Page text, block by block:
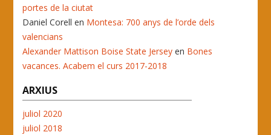
portes de la ciutat
Daniel Corell en Montesa: 700 anys de l’orde dels
valencians
Alexander Mattison Boise State Jersey en Bones
vacances. Acabem el curs 2017-2018
ARXIUS
juliol 2020
juliol 2018